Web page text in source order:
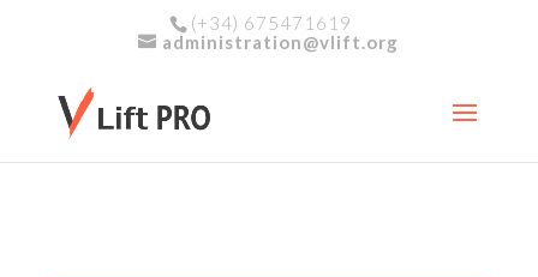
(+34) 675471619
administration@vlift.org